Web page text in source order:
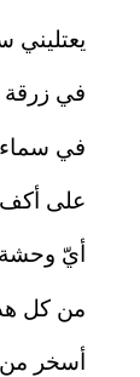
يعتليني
في زرقة
في سماء
على أكف
أيّ وحشة
من كل
أسخر